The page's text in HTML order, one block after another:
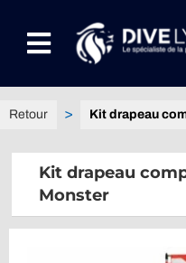
contenuToggle
Navigation
NOTRE UNIVERS
CONTACTEZ-NOUS
Kit drapeau
Kit drapeau
Monster